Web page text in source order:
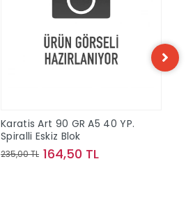
Karatis Art 90 GR A5 40 YP.
Spiralli Eskiz Blok
235,00 TL 164,50 TL